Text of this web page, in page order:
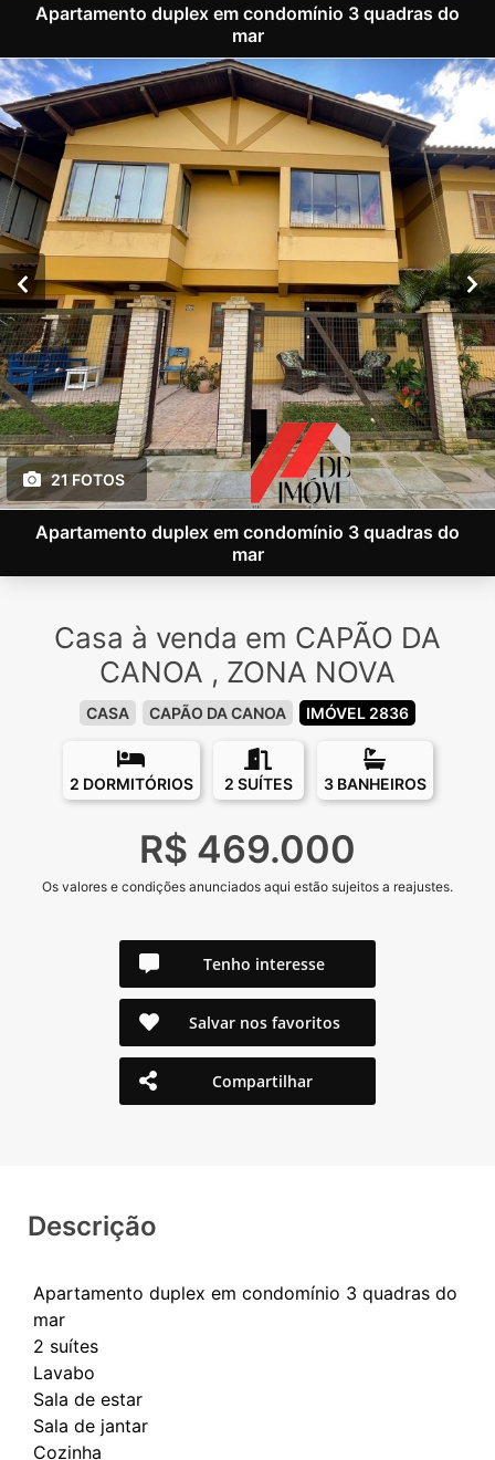
Apartamento duplex em condomínio 3 quadras do
mar
21 FOTOS
Apartamento duplex em condomínio 3 quadras do
mar
Casa à venda em CAPÃO DA
CANOA , ZONA NOVA
CASA CAPÃO DA CANOA IMÓVEL 2836
2 DORMITÓRIOS 2 SUÍTES 3 BANHEIROS
R$ 469.000
Os valores e condições anunciados aqui estão sujeitos a reajustes.
Tenho interesse
Salvar nos favoritos
Compartilhar
Descrição
Apartamento duplex em condomínio 3 quadras do
mar
2 suítes
Lavabo
Sala de estar
Sala de jantar
Cozinha